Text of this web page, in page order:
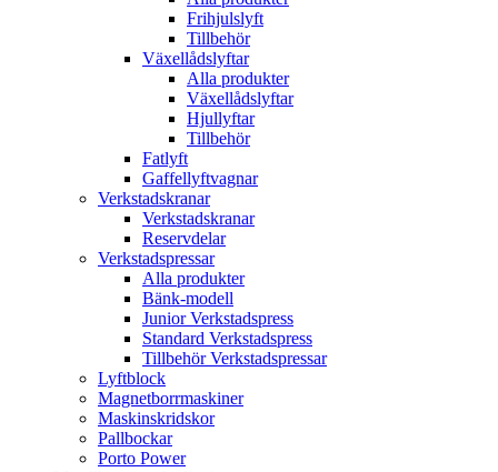
Frihjulslyft
Tillbehör
Växellådslyftar
Alla produkter
Växellådslyftar
Hjullyftar
Tillbehör
Fatlyft
Gaffellyftvagnar
Verkstadskranar
Verkstadskranar
Reservdelar
Verkstadspressar
Alla produkter
Bänk-modell
Junior Verkstadspress
Standard Verkstadspress
Tillbehör Verkstadspressar
Lyftblock
Magnetborrmaskiner
Maskinskridskor
Pallbockar
Porto Power